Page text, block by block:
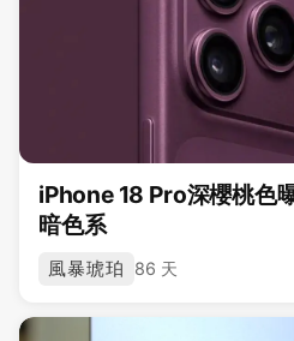
iPhone 18 Pro深櫻桃色
暗色系
風暴琥珀 86 天